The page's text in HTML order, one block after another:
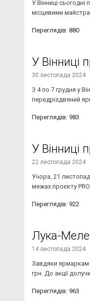
У Вінниці
місцевими
Переглядів: 880
У Вінниці
30 листопада 2024
З 4 по 7 грудня у
передріздвяний
Переглядів: 983
У Вінниці
22 листопада 2024
Учора, 21
межах проєкту
Переглядів: 922
Лука-
14 листопада 2024
Завдяки ярмаркам
грн. До акції
Переглядів: 963